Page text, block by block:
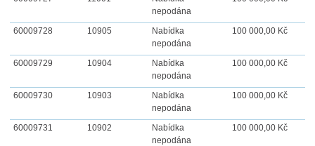
nepodána
60009728 10905
Nabídka
nepodána
100 000,00 Kč
60009729 10904
Nabídka
nepodána
100 000,00 Kč
60009730 10903
Nabídka
nepodána
100 000,00 Kč
60009731 10902
Nabídka
nepodána
100 000,00 Kč